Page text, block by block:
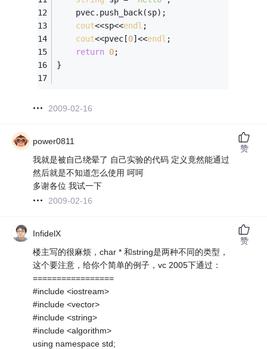
    pvec.push_back(sp);
cout<<sp<<endl ;
cout<<pvec[0]<<endl ;
return 0;
}
2009-02-16
power0811
我就是被自己绕晕了 自己实验的代码 定义竟然能通过
然后就是不知道怎么使用 呵呵
多谢各位 我试一下
2009-02-16
赞
InfidelX
楼主写的很麻烦，char * 和string是两种不同的类型，
这个要注意，给你个简单的例子，vc 2005下通过：
=================
#include <iostream>
#include <vector>
#include <string>
#include <algorithm>
using namespace std;
赞